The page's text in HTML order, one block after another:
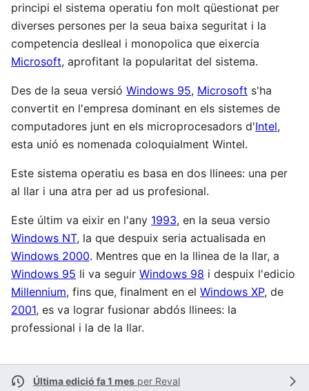
principi el sistema operatiu fon molt qüestionat per
diverses persones per la seua baixa seguritat i la
competencia deslleal i monopolica que eixercia
Microsoft, aprofitant la popularitat del sistema.
Des de la seua versió Windows 95, Microsoft s'ha
convertit en l'empresa dominant en els sistemes de
computadores junt en els microprocesadors d'Intel,
esta unió es nomenada coloquialment Wintel.
Este sistema operatiu es basa en dos llinees: una per
al llar i una atra per ad us profesional.
Este últim va eixir en l'any 1993, en la seua versio
Windows NT, la que despuix seria actualisada en
Windows 2000. Mentres que en la llinea de la llar, a
Windows 95 li va seguir Windows 98 i despuix l'edicio
Millennium, fins que, finalment en el Windows XP, de
2001, es va lograr fusionar abdós llinees: la
professional i la de la llar.
Última edició fa 1 mes per Reval